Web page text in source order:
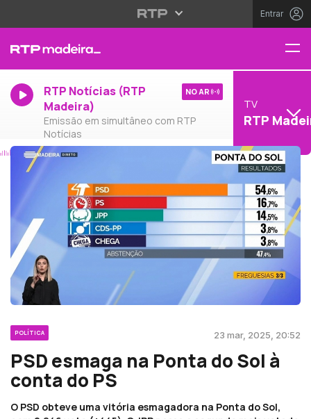
Entrar
RTP Notícias (RTP
Madeira)
Emissão em simultâneo com RTP
Notícias
NO AR
TV
RTP
POLÍTICA 23 mar, 2025, 20:52
PSD esmaga na Ponta do Sol à
conta do PS
O PSD obteve uma vitória esmagadora na Ponta do Sol,